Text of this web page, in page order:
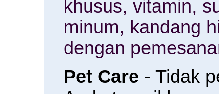
khusus, vitamin,
minum, kandang
dengan
Pet Care - Tidak